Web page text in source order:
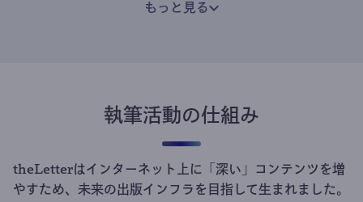
もっと見る
執筆活動の仕組み
theLetterはインターネット上に「深い」コンテンツを増
やすため、未来の出版インフラを目指して生まれました。